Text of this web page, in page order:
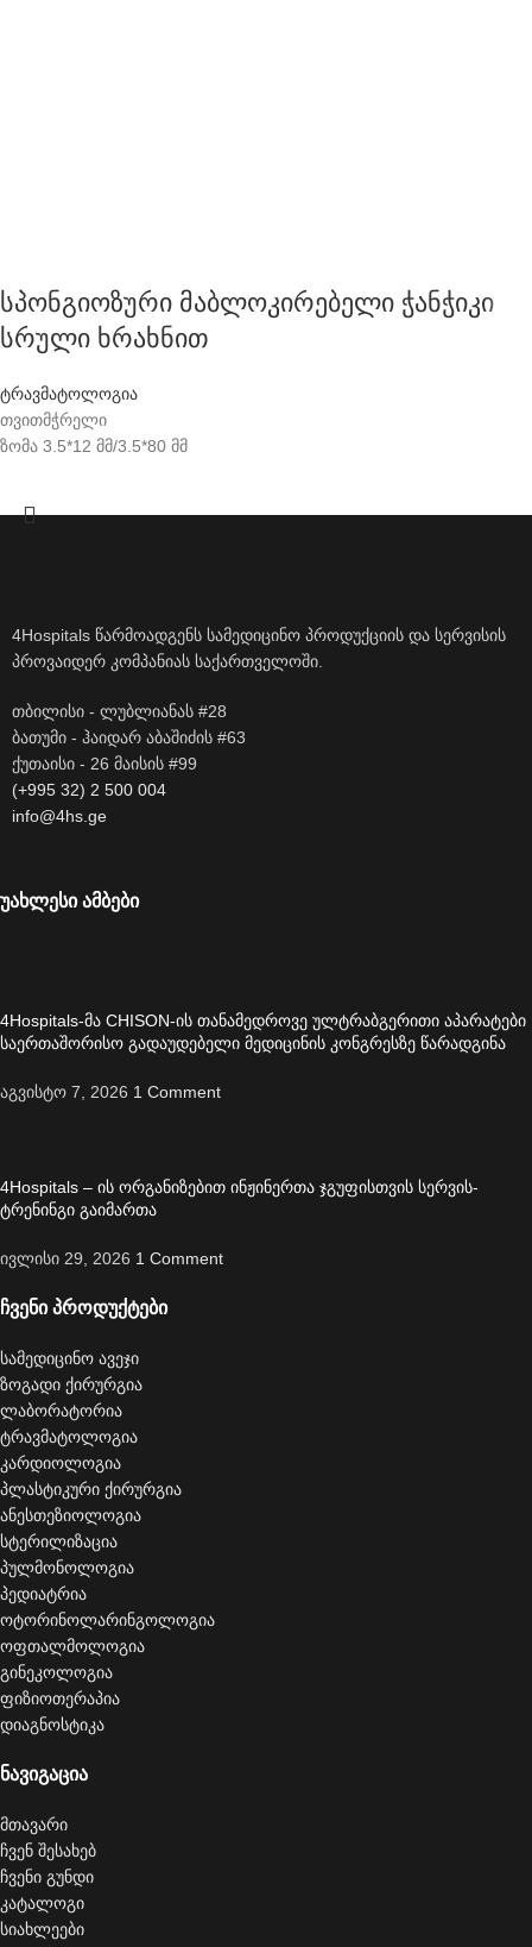
სპონგიოზური მაბლოკირებელი ჭანჭიკი
სრული ხრახნით
ტრავმატოლოგია
თვითმჭრელი
ზომა 3.5*12 მმ/3.5*80 მმ
4Hospitals წარმოადგენს სამედიცინო პროდუქციის და სერვისის
პროვაიდერ კომპანიას საქართველოში.
თბილისი - ლუბლიანას #28
ბათუმი - ჰაიდარ აბაშიძის #63
ქუთაისი - 26 მაისის #99
(+995 32) 2 500 004
info@4hs.ge
უახლესი ამბები
4Hospitals-მა CHISON-ის თანამედროვე ულტრაბგერითი აპარატები
საერთაშორისო გადაუდებელი მედიცინის კონგრესზე წარადგინა
აგვისტო 7, 2026 1 Comment
4Hospitals – ის ორგანიზებით ინჟინერთა ჯგუფისთვის სერვის-
ტრენინგი გაიმართა
ივლისი 29, 2026 1 Comment
ჩვენი პროდუქტები
სამედიცინო ავეჯი
ზოგადი ქირურგია
ლაბორატორია
ტრავმატოლოგია
კარდიოლოგია
პლასტიკური ქირურგია
ანესთეზიოლოგია
სტერილიზაცია
პულმონოლოგია
პედიატრია
ოტორინოლარინგოლოგია
ოფთალმოლოგია
გინეკოლოგია
ფიზიოთერაპია
დიაგნოსტიკა
ნავიგაცია
მთავარი
ჩვენ შესახებ
ჩვენი გუნდი
კატალოგი
სიახლეები